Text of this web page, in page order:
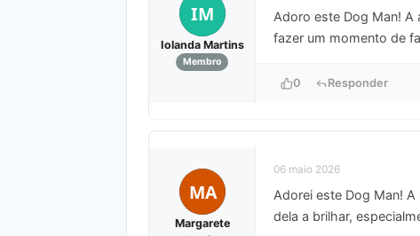
IM
Iolanda Martins
Membro
Adoro este Dog Man! A
fazer um momento de
0 Responder
MA
Margarete
06 maio 2026
Adorei este Dog Man!
dela a brilhar,